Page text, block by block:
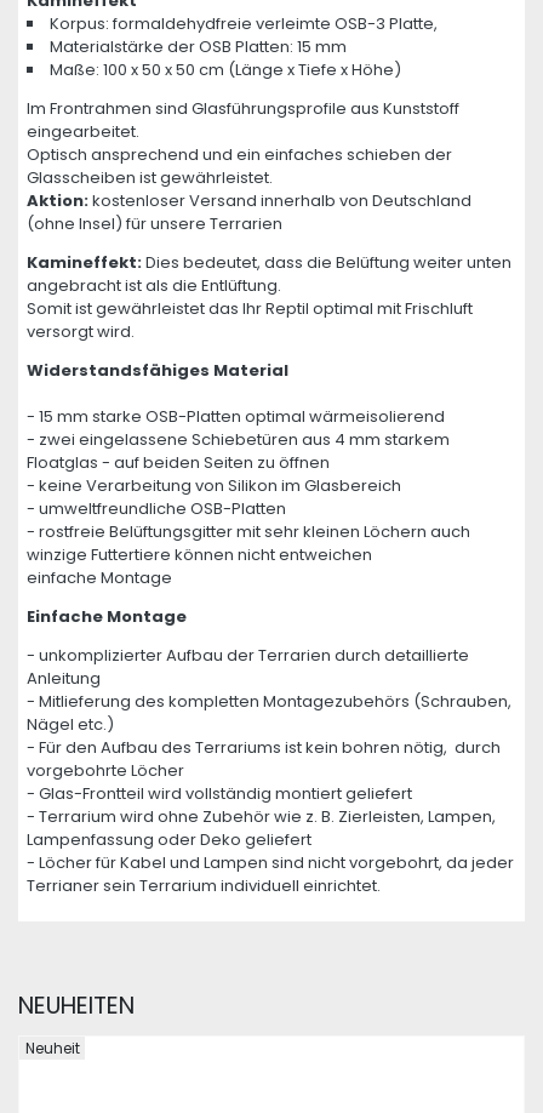
Korpus: formaldehydfreie verleimte OSB-3 Platte,
Materialstärke der OSB Platten: 15 mm
Maße: 100 x 50 x 50 cm (Länge x Tiefe x Höhe)
Im Frontrahmen sind Glasführungsprofile aus Kunststoff
eingearbeitet.
Optisch ansprechend und ein einfaches schieben der
Glasscheiben ist gewährleistet.
Aktion:kostenloser Versand innerhalb von Deutschland
(ohne Insel) für unsere Terrarien
Kamineffekt:Dies bedeutet, dass die Belüftung weiter unten
angebracht ist als die Entlüftung.
Somit ist gewährleistet das Ihr Reptil optimal mit Frischluft
versorgt wird.
Widerstandsfähiges Material
- 15 mm starke OSB-Platten optimal wärmeisolierend
- zwei eingelassene Schiebetüren aus 4 mm starkem
Floatglas - auf beiden Seiten zu öffnen
- keine Verarbeitung von Silikon im Glasbereich
- umweltfreundliche OSB-Platten
- rostfreie Belüftungsgitter mit sehr kleinen Löchern auch
winzige Futtertiere können nicht entweichen
einfache Montage
Einfache Montage
- unkomplizierter Aufbau der Terrarien durch detaillierte
Anleitung
- Mitlieferung des kompletten Montagezubehörs (Schrauben,
Nägel etc.)
- Für den Aufbau des Terrariums ist kein bohren nötig, durch
vorgebohrte Löcher
- Glas-Frontteil wird vollständig montiert geliefert
- Terrarium wird ohne Zubehör wie z. B. Zierleisten, Lampen,
Lampenfassung oder Deko geliefert
- Löcher für Kabel und Lampen sind nicht vorgebohrt, da jeder
Terrianer sein Terrarium individuell einrichtet.
NEUHEITEN
Neuheit